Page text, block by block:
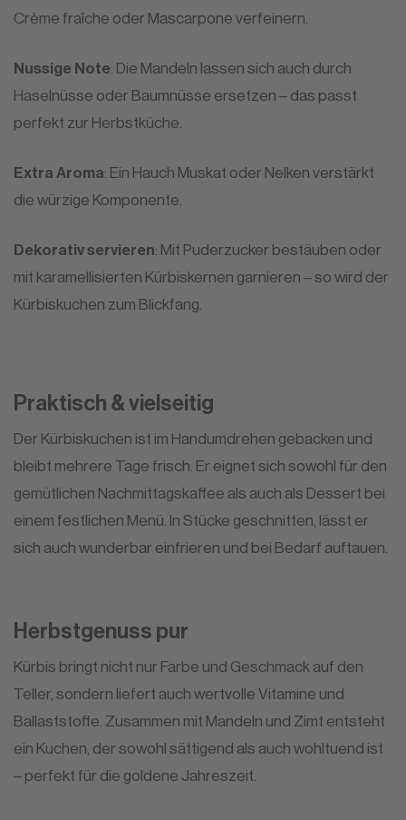
Crème fraîche oder Mascarpone verfeinern.
Nussige Note: Die Mandeln lassen sich auch durch
Haselnüsse oder Baumnüsse ersetzen – das passt
perfekt zur Herbstküche.
Extra Aroma: Ein Hauch Muskat oder Nelken verstärkt
die würzige Komponente.
Dekorativ servieren: Mit Puderzucker bestäuben oder
mit karamellisierten Kürbiskernen garnieren – so wird der
Kürbiskuchen zum Blickfang.
Praktisch & vielseitig
Der Kürbiskuchen ist im Handumdrehen gebacken und
bleibt mehrere Tage frisch. Er eignet sich sowohl für den
gemütlichen Nachmittagskaffee als auch als Dessert bei
einem festlichen Menü. In Stücke geschnitten, lässt er
sich auch wunderbar einfrieren und bei Bedarf auftauen.
Herbstgenuss pur
Kürbis bringt nicht nur Farbe und Geschmack auf den
Teller, sondern liefert auch wertvolle Vitamine und
Ballaststoffe. Zusammen mit Mandeln und Zimt entsteht
ein Kuchen, der sowohl sättigend als auch wohltuend ist
– perfekt für die goldene Jahreszeit.